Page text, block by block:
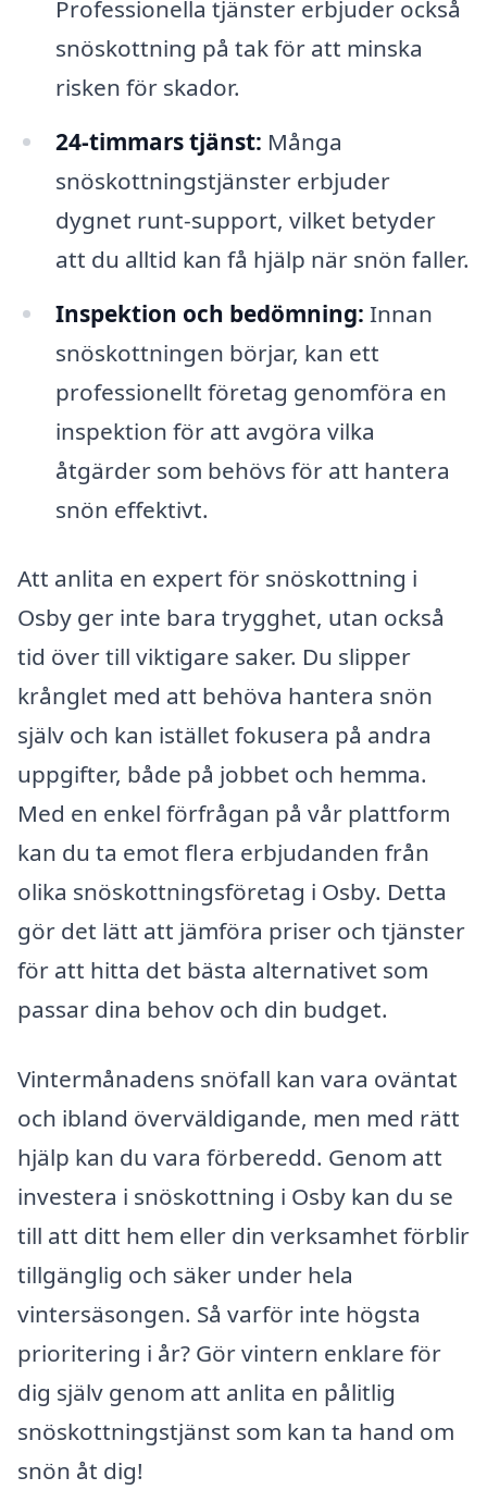
Professionella tjänster erbjuder också
snöskottning på tak för att minska
risken för skador.
24-timmars tjänst: Många
snöskottningstjänster erbjuder
dygnet runt-support, vilket betyder
att du alltid kan få hjälp när snön faller.
Inspektion och bedömning: Innan
snöskottningen börjar, kan ett
professionellt företag genomföra en
inspektion för att avgöra vilka
åtgärder som behövs för att hantera
snön effektivt.
Att anlita en expert för snöskottning i
Osby ger inte bara trygghet, utan också
tid över till viktigare saker. Du slipper
krånglet med att behöva hantera snön
själv och kan istället fokusera på andra
uppgifter, både på jobbet och hemma.
Med en enkel förfrågan på vår plattform
kan du ta emot flera erbjudanden från
olika snöskottningsföretag i Osby. Detta
gör det lätt att jämföra priser och tjänster
för att hitta det bästa alternativet som
passar dina behov och din budget.
Vintermånadens snöfall kan vara oväntat
och ibland överväldigande, men med rätt
hjälp kan du vara förberedd. Genom att
investera i snöskottning i Osby kan du se
till att ditt hem eller din verksamhet förblir
tillgänglig och säker under hela
vintersäsongen. Så varför inte högsta
prioritering i år? Gör vintern enklare för
dig själv genom att anlita en pålitlig
snöskottningstjänst som kan ta hand om
snön åt dig!